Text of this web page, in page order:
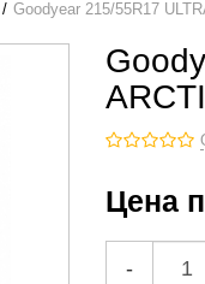
Goodyear 215/55R17
Цена
-